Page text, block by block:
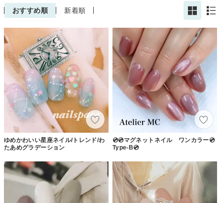
おすすめ順 新着順
ゆめかわいい星座ネイル/トレンド/わ
たあめグラデーション
💿💿マグネットネイル ワンカラー💿
Type-B💿